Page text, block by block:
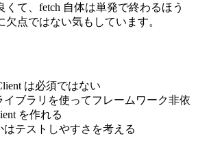
くて、fetch 自体は単発で終わるほう
点ではない気もしています。
は必須ではない
イブラリを使ってフレームワーク非依
を作れる
テストしやすさを考える